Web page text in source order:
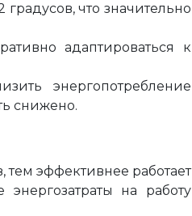
что значительно
адаптироваться к
энергопотребление
снижено.
эффективнее работает
на работу